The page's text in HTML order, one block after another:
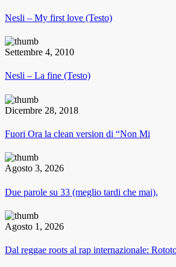
Nesli – My first love (Testo)
Settembre 4, 2010
Nesli – La fine (Testo)
Dicembre 28, 2018
Fuori Ora la clean version di “Non Mi
Agosto 3, 2026
Due parole su 33 (meglio tardi che mai),
Agosto 1, 2026
Dal reggae roots al rap internazionale: